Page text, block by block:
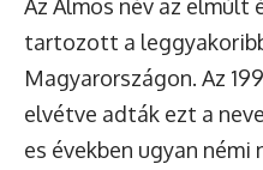
Az Álmos név az elmúlt
tartozott a
Magyarországon. Az
elvétve adták ezt a
es években ugyan némi